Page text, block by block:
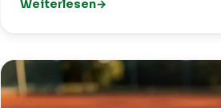
Weiterlesen
: 🏡 Mehr Raum für